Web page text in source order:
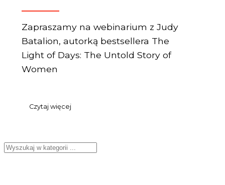
Zapraszamy na webinarium z Judy
Batalion, autorką bestsellera The
Light of Days: The Untold Story of
Women
Czytaj więcej